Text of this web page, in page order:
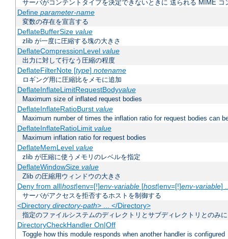
サーバがコンテントタイプを決定できないときに 送られる MIME コ
Define parameter-name
変数の存在を宣言する
DeflateBufferSize value
zlib が一度に圧縮する塊の大きさ
DeflateCompressionLevel value
出力に対して行なう圧縮の程度
DeflateFilterNote [type] notename
ロギング用に圧縮比をメモに追加
DeflateInflateLimitRequestBodyvalue
Maximum size of inflated request bodies
DeflateInflateRatioBurst value
Maximum number of times the inflation ratio for request bodies can
DeflateInflateRatioLimit value
Maximum inflation ratio for request bodies
DeflateMemLevel value
zlib が圧縮に使うメモリのレベルを指定
DeflateWindowSize value
Zlib の圧縮用ウィンドウの大きさ
Deny from all|host|env=[!]env-variable[host|env=[!]env-variable]
サーバがアクセスを拒否するホストを制御する
<Directory directory-path> ... </Directory>
指定のファイルシステムのディレクトリとサブディレクトリとのみ
DirectoryCheckHandler On|Off
Toggle how this module responds when another handler is configured